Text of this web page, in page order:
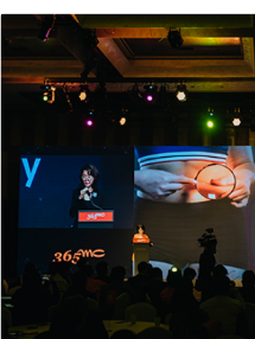
100 แห่งในกลุ่